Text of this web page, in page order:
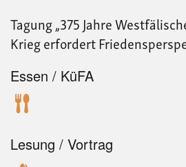
Tagung „375 Jahre
Krieg erfordert
Essen / KüFA
Lesung / Vortrag